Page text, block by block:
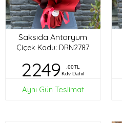
Saksıda Antoryum
Çiçek Kodu: DRN2787
2249
,00TL
Kdv Dahil
Aynı Gün Teslimat